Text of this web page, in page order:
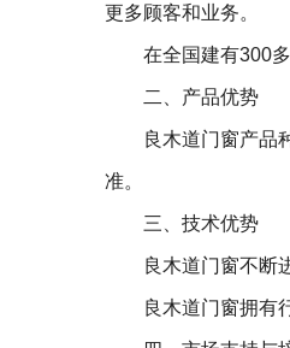
更多顾客和业务。
在全国建有300
二、产品优势
良木道门窗产品
准。
三、技术优势
良木道门窗不断
良木道门窗拥有